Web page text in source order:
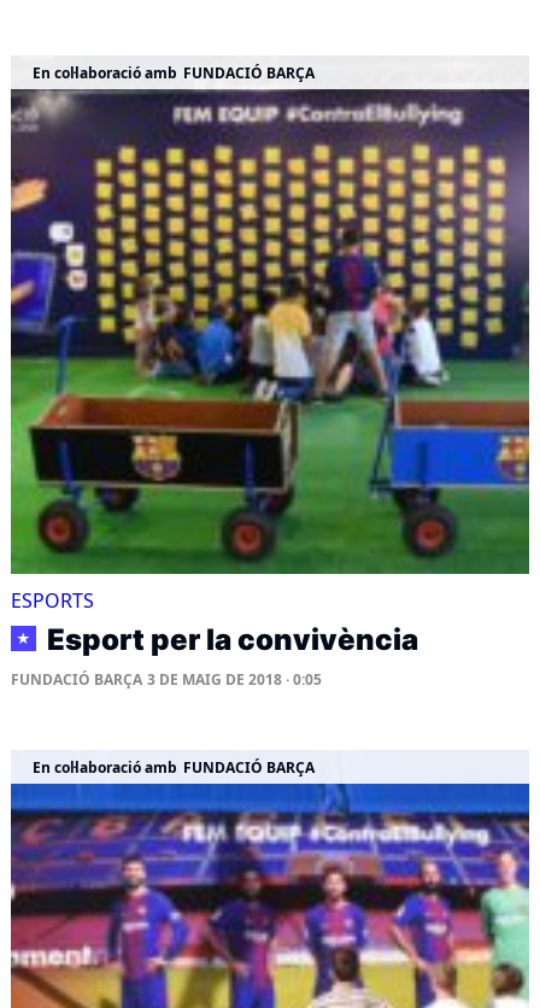
En col·laboració amb FUNDACIÓ BARÇA
ESPORTS
★ Esport per la convivència
FUNDACIÓ BARÇA 3 DE MAIG DE 2018 · 0:05
En col·laboració amb FUNDACIÓ BARÇA